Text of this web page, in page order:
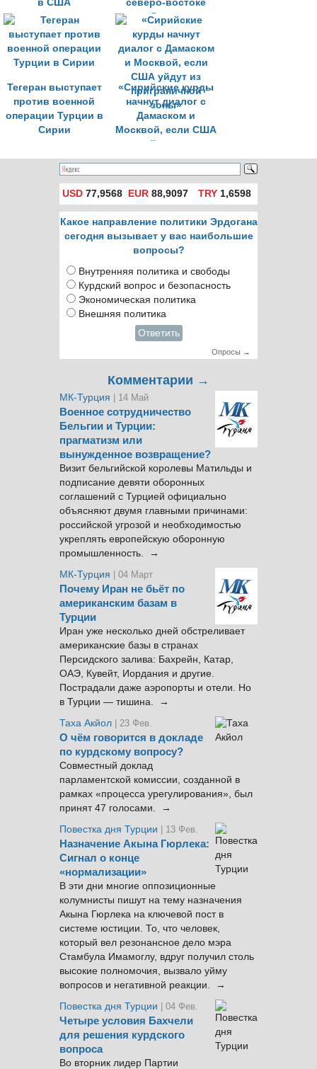
в США
северо-востоке
Сирии
Тегеран выступает
против военной
операции Турции в
Сирии
«Сирийские курды
начнут диалог с
Дамаском и
Москвой, если США
уйдут из
приграничной
зоны»
USD 77,9568 EUR 88,9097 TRY1,6598
Какое направление политики Эрдогана
сегодня вызывает у вас наибольшие
вопросы?
Внутренняя политика и свободы
Курдский вопрос и безопасность
Экономическая политика
Внешняя политика
Ответить
Опросы →
Комментарии →
МК-Турция | 14 Май
Военное сотрудничество
Бельгии и Турции:
прагматизм или
вынужденное возвращение?
Визит бельгийской королевы Матильды и
подписание девяти оборонных
соглашений с Турцией официально
объясняют двумя главными причинами:
российской угрозой и необходимостью
укреплять европейскую оборонную
промышленность. →
МК-Турция
| 04 Март
Почему Иран не бьёт по
американским базам в
Турции
Иран уже несколько дней обстреливает
американские базы в странах
Персидского залива: Бахрейн, Катар,
ОАЭ, Кувейт, Иордания и другие.
Пострадали даже аэропорты и отели. Но
в Турции — тишина. →
Таха Акйол | 23 Фев.
О чём говорится в докладе
по курдскому вопросу?
Совместный доклад
парламентской комиссии, созданной в
рамках «процесса урегулирования», был
принят 47 голосами. →
Повестка дня Турции
| 13 Фев.
Назначение Акына Гюрлека:
Сигнал о конце
«нормализации»
В эти дни многие оппозиционные
колумнисты пишут на тему назначения
Акына Гюрлека на ключевой пост в
системе юстиции. То, что человек,
который вел резонансное дело мэра
Стамбула Имамоглу, вдруг получил столь
высокие полномочия, вызвало уйму
вопросов и негативной реакции. →
Повестка дня Турции
| 04 Фев.
Четыре условия Бахчели
для решения курдского
вопроса
Во вторник лидер Партии